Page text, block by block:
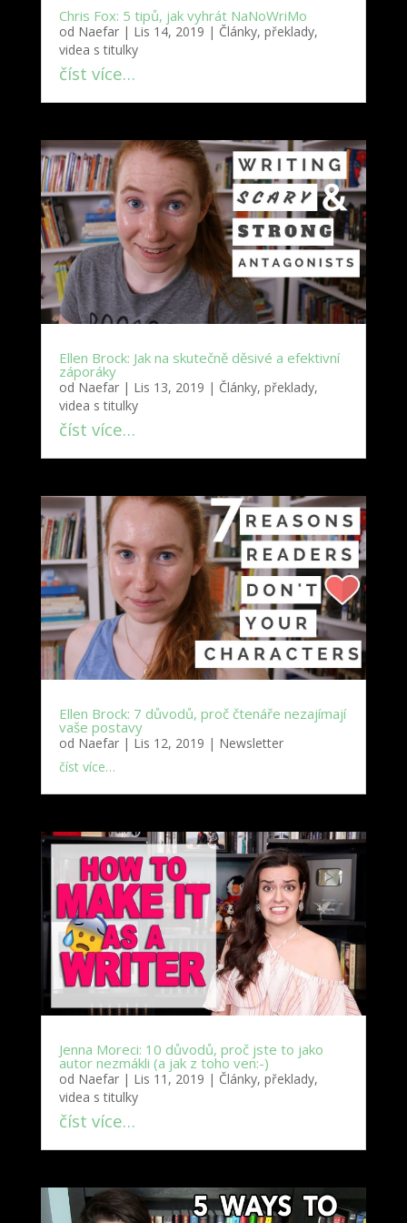
Chris Fox: 5 tipů, jak vyhrát NaNoWriMo
od Naefar| Lis 14, 2019 | Články, překlady,
videa s titulky
číst více…
Ellen Brock: Jak na skutečně děsivé a efektivní
záporáky
od Naefar| Lis 13, 2019 | Články, překlady,
videa s titulky
číst více…
Ellen Brock: 7 důvodů, proč čtenáře nezajímají
vaše postavy
od Naefar| Lis 12, 2019 | Newsletter
číst více…
Jenna Moreci: 10 důvodů, proč jste to jako
autor nezmákli (a jak z toho ven:-)
od Naefar| Lis 11, 2019 | Články, překlady,
videa s titulky
číst více…